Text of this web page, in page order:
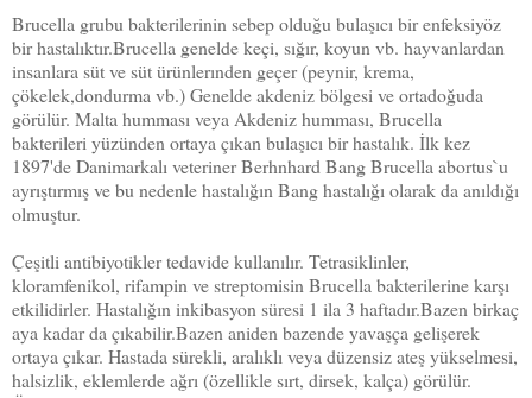
Brucella grubu bakterilerinin sebep olduğu bulaşıcı bir enfeksiyöz
bir hastalıktır.Brucella genelde keçi, sığır, koyun vb. hayvanlardan
insanlara süt ve süt ürünlerınden geçer (peynir, krema,
çökelek,dondurma vb.) Genelde akdeniz bölgesi ve ortadoğuda
görülür. Malta humması veya Akdeniz humması, Brucella
bakterileri yüzünden ortaya çıkan bulaşıcı bir hastalık. İlk kez
1897'de Danimarkalı veteriner Berhnhard Bang Brucella abortus`u
ayrıştırmış ve bu nedenle hastalığın Bang hastalığı olarak da anıldığı
olmuştur.
Çeşitli antibiyotikler tedavide kullanılır. Tetrasiklinler,
kloramfenikol, rifampin ve streptomisin Brucella bakterilerine karşı
etkilidirler. Hastalığın inkibasyon süresi 1 ila 3 haftadır.Bazen birkaç
aya kadar da çıkabilir.Bazen aniden bazende yavaşça gelişerek
ortaya çıkar. Hastada sürekli, aralıklı veya düzensiz ateş yükselmesi,
halsizlik, eklemlerde ağrı (özellikle sırt, dirsek, kalça) görülür.